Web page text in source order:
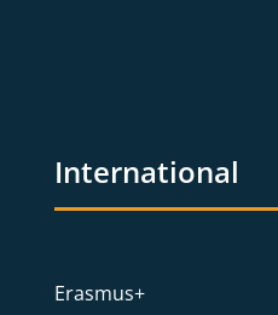
International
Erasmus+